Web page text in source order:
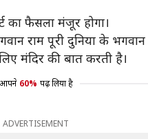
का फैसला मंजूर होगा।
राम पूरी दुनिया के
मंदिर की बात करती है।
आपने 60% पढ़ लिया है
ADVERTISEMENT